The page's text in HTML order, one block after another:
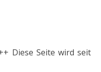
Diese Seite wird seit